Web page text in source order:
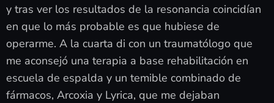
y tras ver los resultados de la resonancia coincidían
en que lo más probable es que hubiese de
operarme. A la cuarta di con un traumatólogo que
me aconsejó una terapia a base rehabilitación en
escuela de espalda y un temible combinado de
fármacos, Arcoxia y Lyrica, que me dejaban